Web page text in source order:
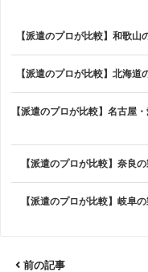
【派遣のプロが比較】和歌
【派遣のプロが比較】北海
【派遣のプロが比較】名古屋
【派遣のプロが比較】奈良
【派遣のプロが比較】岐阜
前の記事